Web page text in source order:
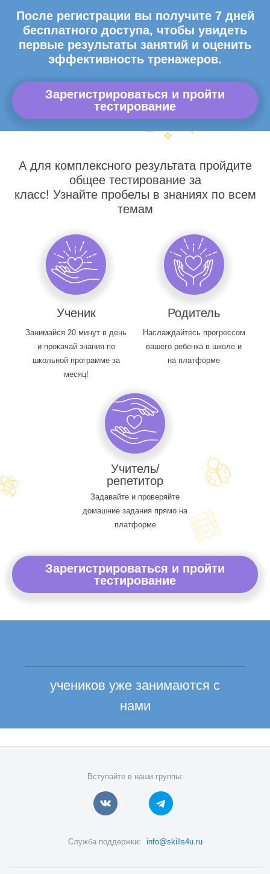
После регистрации вы получите 7 дней
бесплатного доступа, чтобы увидеть
первые результаты занятий и оценить
эффективность тренажеров.
Зарегистрироваться и пройти
тестирование
А для комплексного результата пройдите
общее тестирование за
класс! Узнайте пробелы в знаниях по всем
темам
Ученик
Занимайся 20 минут в день
и прокачай знания по
школьной программе за
месяц!
Родитель
Наслаждайтесь прогрессом
вашего ребенка в школе и
на платформе
Учитель/
репетитор
Задавайте и проверяйте
домашние задания прямо на
платформе
Зарегистрироваться и пройти
тестирование
учеников уже занимаются с
нами
Вступайте в наши группы:
Служба поддержки: info@skills4u.ru